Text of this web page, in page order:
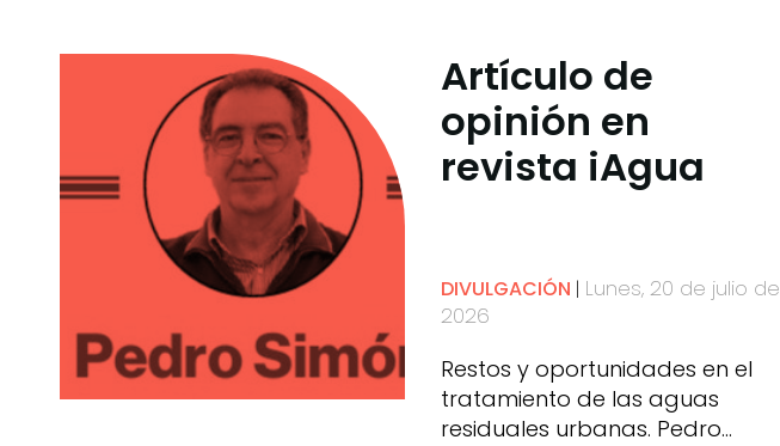
Artículo de
opinión en
revista iAgua
DIVULGACIÓN
Lunes, 20 de julio de
2026
Restos y oportunidades en el
tratamiento de las aguas
residuales urbanas. Pedro